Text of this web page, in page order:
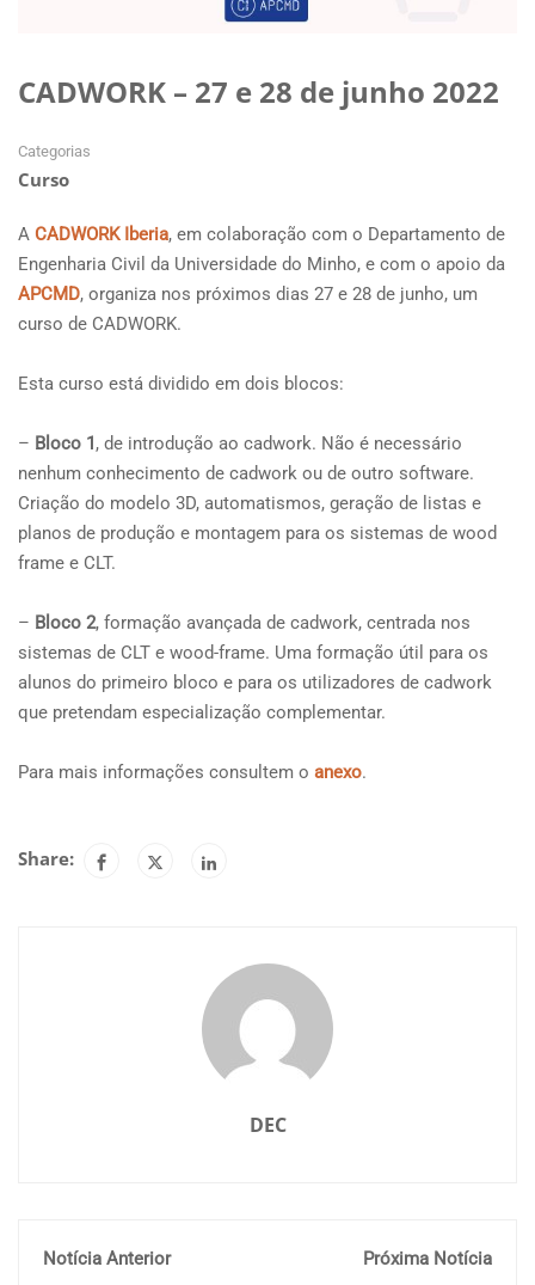
CADWORK – 27 e 28 de junho 2022
Categorias
Curso
A CADWORK Iberia, em colaboração com o Departamento de
Engenharia Civil da Universidade do Minho, e com o apoio da
APCMD, organiza nos próximos dias 27 e 28 de junho, um
curso de CADWORK.
Esta curso está dividido em dois blocos:
– Bloco 1 , de introdução ao cadwork. Não é necessário
nenhum conhecimento de cadwork ou de outro software.
Criação do modelo 3D, automatismos, geração de listas e
planos de produção e montagem para os sistemas de wood
frame e CLT.
– Bloco 2, formação avançada de cadwork, centrada nos
sistemas de CLT e wood-frame. Uma formação útil para os
alunos do primeiro bloco e para os utilizadores de cadwork
que pretendam especialização complementar.
Para mais informações consultem o anexo.
Share:
DEC
Notícia Anterior Próxima Notícia